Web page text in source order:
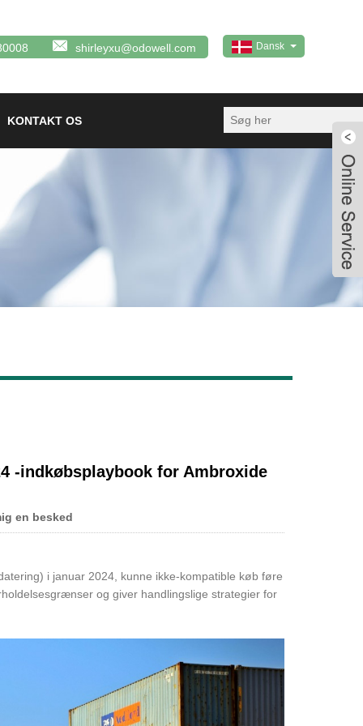
Dansk
shirleyxu@odowell.com
KONTAKT OS
-indkøbsplaybook for Ambroxide
en besked
i januar 2024, kunne ikke-kompatible køb føre
og giver handlingslige strategier for